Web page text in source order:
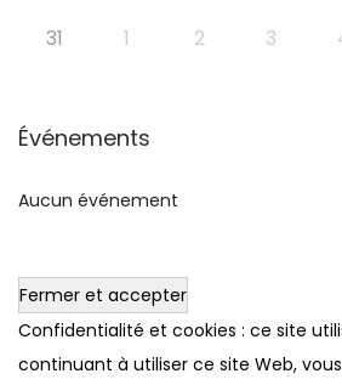
31 1 2 3
Événements
Aucun événement
Confidentialité et cookies : ce site
continuant à utiliser ce site Web,